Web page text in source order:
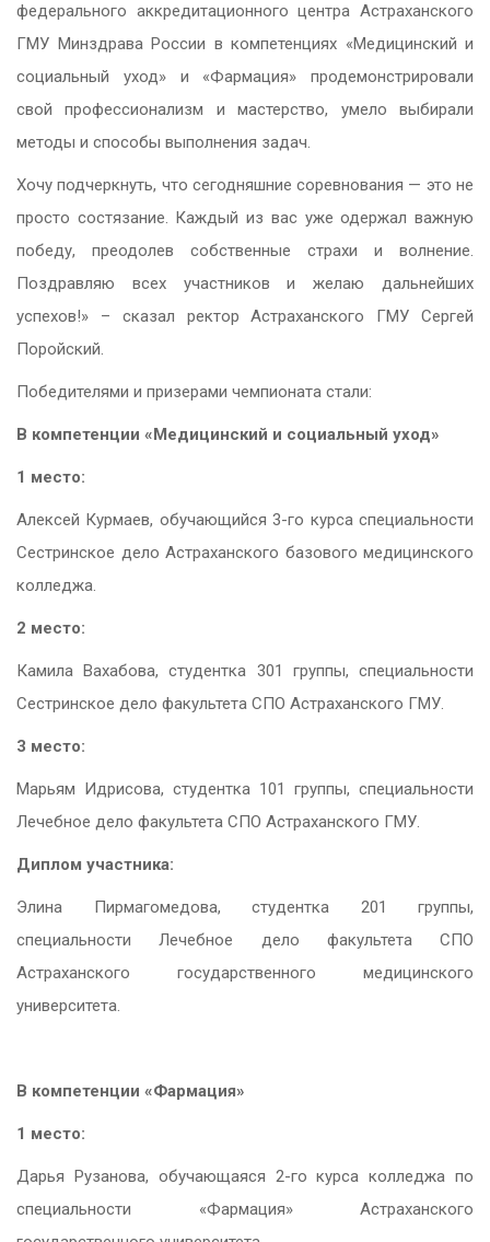
федерального аккредитационного центра Астраханского
ГМУ Минздрава России в компетенциях «Медицинский и
социальный уход» и «Фармация» продемонстрировали
свой профессионализм и мастерство, умело выбирали
методы и способы выполнения задач.
Хочу подчеркнуть, что сегодняшние соревнования — это не
просто состязание. Каждый из вас уже одержал важную
победу, преодолев собственные страхи и волнение.
Поздравляю всех участников и желаю дальнейших
успехов!» – сказал ректор Астраханского ГМУ Сергей
Поройский.
Победителями и призерами чемпионата стали:
В компетенции «Медицинский и социальный уход»
1 место:
Алексей Курмаев, обучающийся 3-го курса специальности
Сестринское дело Астраханского базового медицинского
колледжа.
2 место:
Камила Вахабова, студентка 301 группы, специальности
Сестринское дело факультета СПО Астраханского ГМУ.
3 место:
Марьям Идрисова, студентка 101 группы, специальности
Лечебное дело факультета СПО Астраханского ГМУ.
Диплом участника:
Элина Пирмагомедова, студентка 201 группы,
специальности Лечебное дело факультета СПО
Астраханского государственного медицинского
университета.
В компетенции «Фармация»
1 место:
Дарья Рузанова, обучающаяся 2-го курса колледжа по
специальности «Фармация» Астраханского